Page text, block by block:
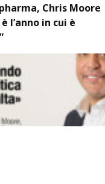
Chris Moore
l’anno in cui è